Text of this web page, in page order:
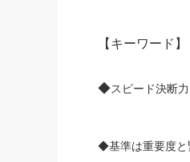
【キーワード】
◆スピード決断
◆基準は重要度と